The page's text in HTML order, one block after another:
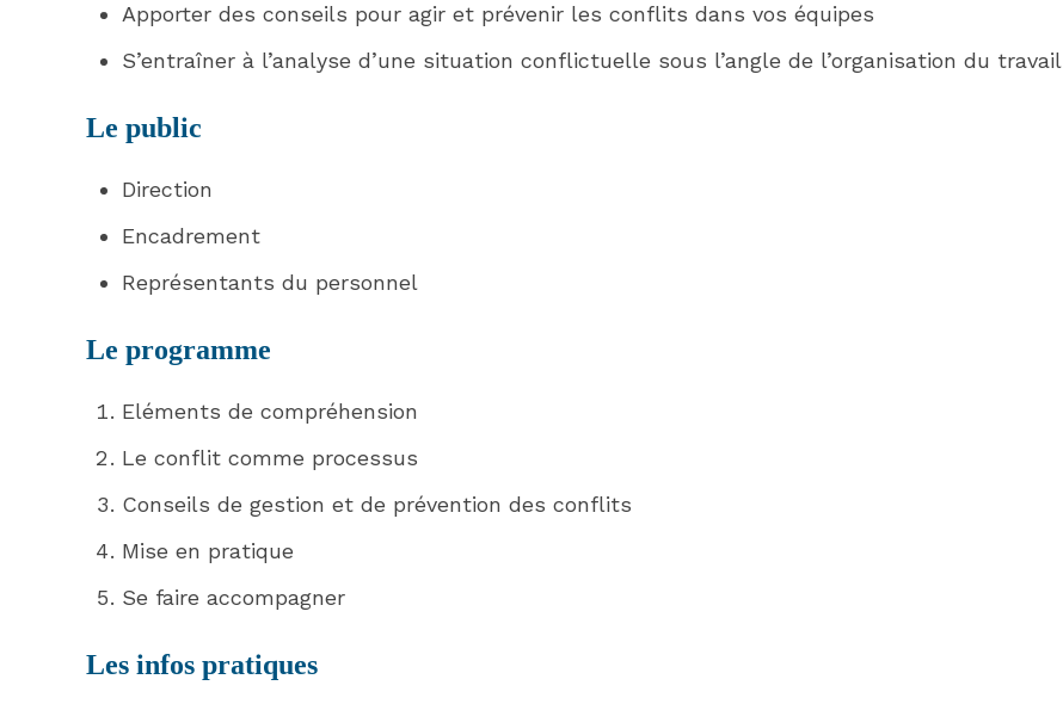
Apporter des conseils pour agir et prévenir les conflits dans vos équipes
S’entraîner à l’analyse d’une situation conflictuelle sous l’angle de l’organisation du travail
Le public
Direction
Encadrement
Représentants du personnel
Le programme
Eléments de compréhension
Le conflit comme processus
Conseils de gestion et de prévention des conflits
Mise en pratique
Se faire accompagner
Les infos pratiques